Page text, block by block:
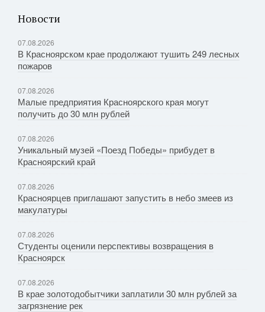
Новости
07.08.2026
В Красноярском крае продолжают тушить 249 лесных
пожаров
07.08.2026
Малые предприятия Красноярского края могут
получить до 30 млн рублей
07.08.2026
Уникальный музей «Поезд Победы» прибудет в
Красноярский край
07.08.2026
Красноярцев приглашают запустить в небо змеев из
макулатуры
07.08.2026
Студенты оценили перспективы возвращения в
Красноярск
07.08.2026
В крае золотодобытчики заплатили 30 млн рублей за
загрязнение рек